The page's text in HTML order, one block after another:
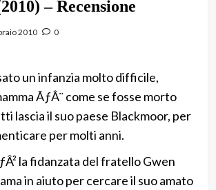
– Recensione
2010 0
un infanzia molto difficile,
ÃƒÂ¨ come se fosse morto
lascia il suo paese Blackmoor, per
per molti anni.
la fidanzata del fratello Gwen
in aiuto per cercare il suo amato